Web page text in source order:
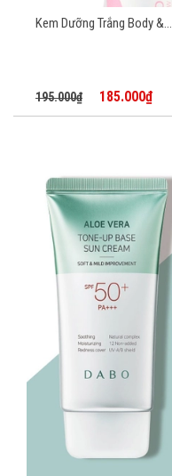
Kem Dưỡng Trắng Body &...
195.000₫ 185.000₫